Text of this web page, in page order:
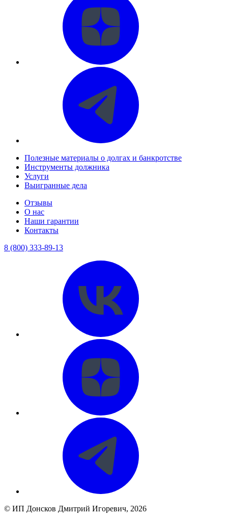
Полезные материалы о долгах и банкротстве
Инструменты должника
Услуги
Выигранные дела
Отзывы
О нас
Наши гарантии
Контакты
8 (800) 333-89-13
© ИП Донсков Дмитрий Игоревич, 2026